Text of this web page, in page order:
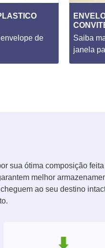
de
Saiba
janela
sua ótima composição
melhor
ao seu destino